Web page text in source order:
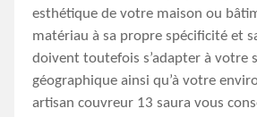
esthétique de votre maison ou
matériau à sa propre spécificité et
doivent toutefois s’adapter à votre
géographique ainsi qu’à votre
artisan couvreur 13 saura vous